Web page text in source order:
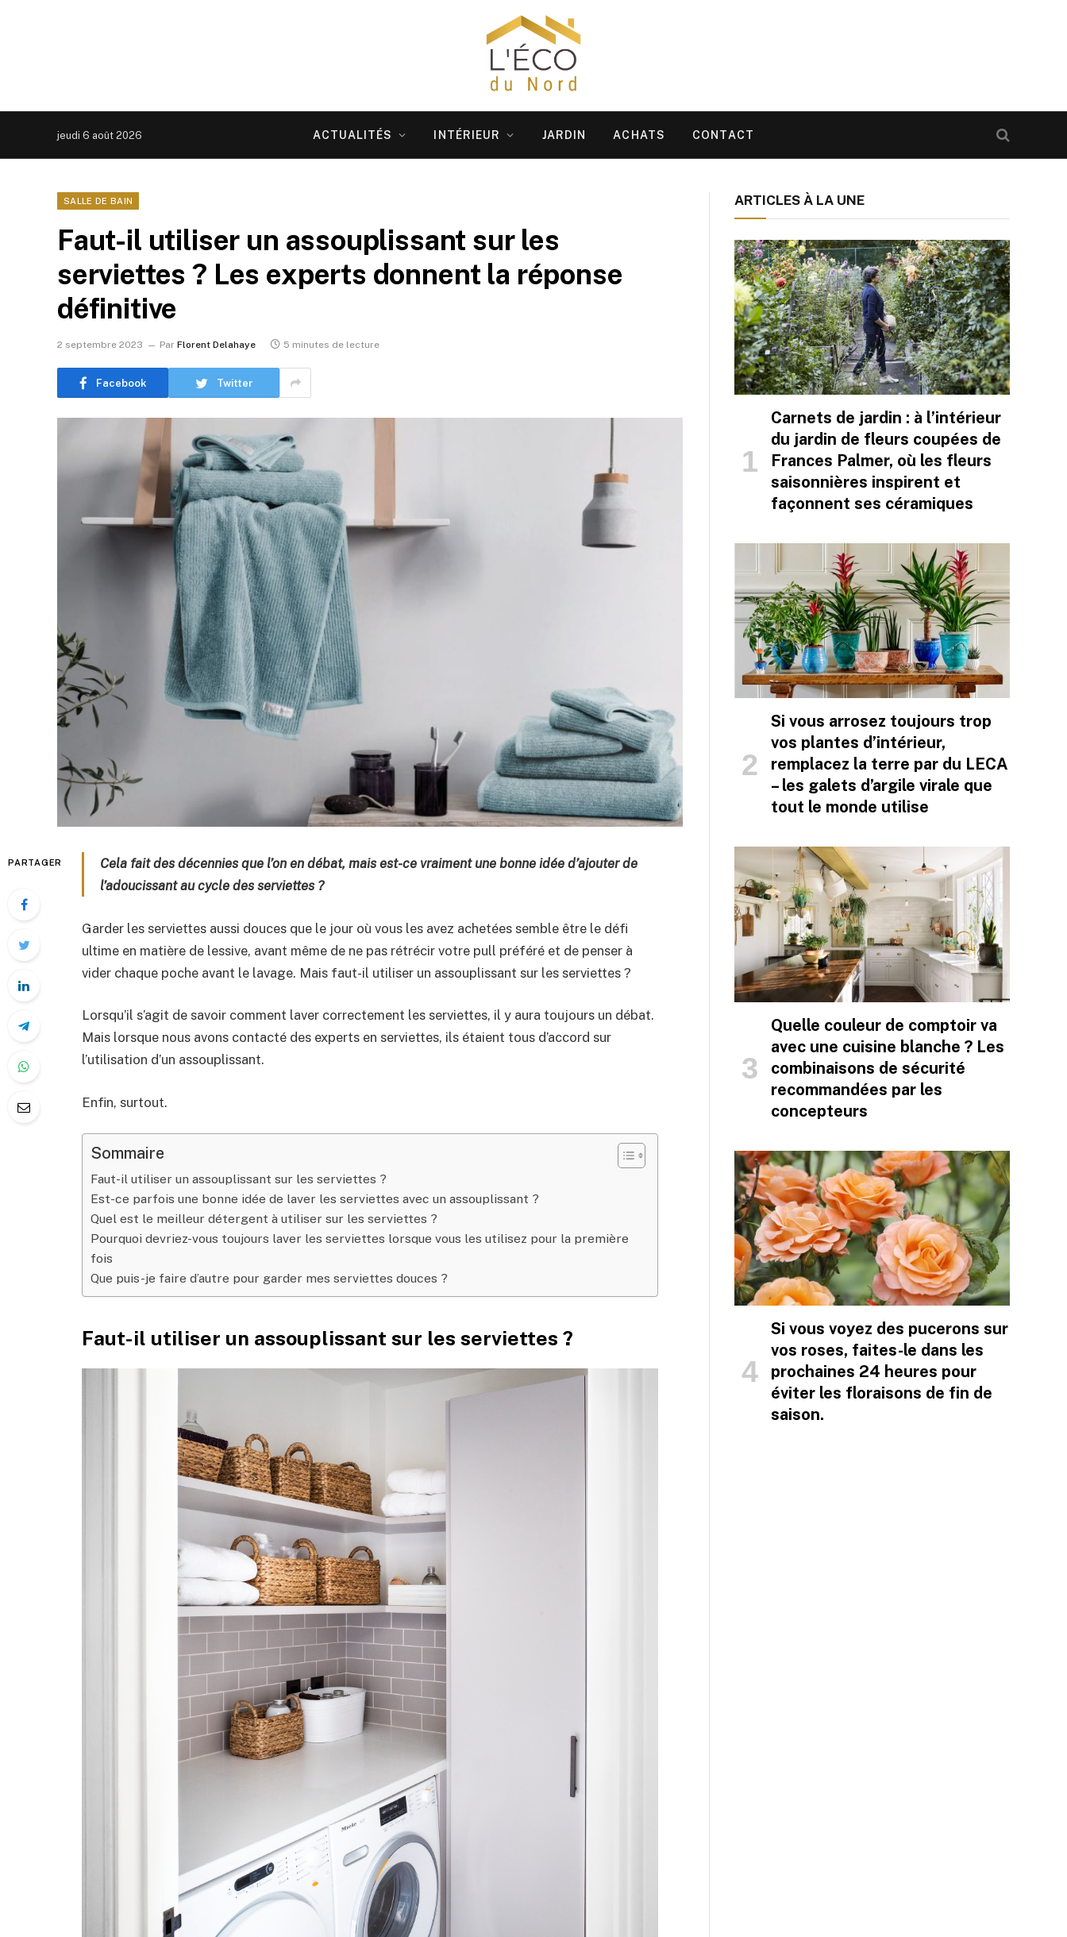
jeudi 6 août 2026 ACTUALITÉS INTÉRIEUR JARDIN ACHATS CONTACT
SALLE DE BAIN
Faut-il utiliser un assouplissant sur les
serviettes ? Les experts donnent la réponse
définitive
2 septembre 2023 Par Florent Delahaye 5 minutes de lecture
Facebook Twitter
PARTAGER
Cela fait des décennies que l’on en débat, mais est-ce vraiment une bonne idée d’ajouter de
l’adoucissant au cycle des serviettes ?
Garder les serviettes aussi douces que le jour où vous les avez achetées semble être le défi
ultime en matière de lessive, avant même de ne pas rétrécir votre pull préféré et de penser à
vider chaque poche avant le lavage. Mais faut-il utiliser un assouplissant sur les serviettes ?
Lorsqu’il s’agit de savoir comment laver correctement les serviettes, il y aura toujours un débat.
Mais lorsque nous avons contacté des experts en serviettes, ils étaient tous d’accord sur
l’utilisation d’un assouplissant.
Enfin, surtout.
Sommaire
Faut-il utiliser un assouplissant sur les serviettes ?
Est-ce parfois une bonne idée de laver les serviettes avec un assouplissant ?
Quel est le meilleur détergent à utiliser sur les serviettes ?
Pourquoi devriez-vous toujours laver les serviettes lorsque vous les utilisez pour la première
fois
Que puis-je faire d’autre pour garder mes serviettes douces ?
Faut-il utiliser un assouplissant sur les serviettes ?
ARTICLES À LA UNE
Carnets de jardin : à l’intérieur
du jardin de fleurs coupées de
Frances Palmer, où les fleurs
saisonnières inspirent et
façonnent ses céramiques
Si vous arrosez toujours trop
vos plantes d’intérieur,
remplacez la terre par du LECA
– les galets d’argile virale que
tout le monde utilise
Quelle couleur de comptoir va
avec une cuisine blanche ? Les
combinaisons de sécurité
recommandées par les
concepteurs
Si vous voyez des pucerons sur
vos roses, faites-le dans les
prochaines 24 heures pour
éviter les floraisons de fin de
saison.